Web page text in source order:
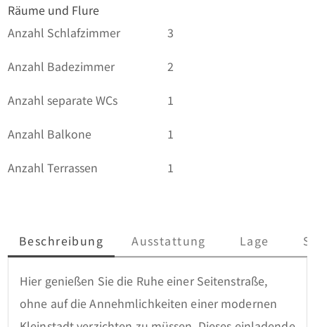
Räume und Flure
Anzahl Schlafzimmer
3
Anzahl Badezimmer
2
Anzahl separate WCs
1
Anzahl Balkone
1
Anzahl Terrassen
1
Beschreibung Ausstattung Lage
Hier genießen Sie die Ruhe einer Seitenstraße,
ohne auf die Annehmlichkeiten einer modernen